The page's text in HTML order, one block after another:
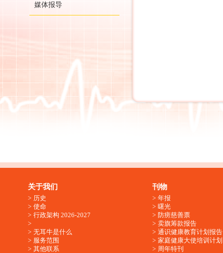
媒体报导
关于我们
历史
使命
行政架构 2026-2027
无耳牛是什么
服务范围
其他联系
刊物
年报
曙光
防痨慈善票
卖旗筹款报告
通识健康教育计划报告
家庭健康大使培训计划
周年特刊